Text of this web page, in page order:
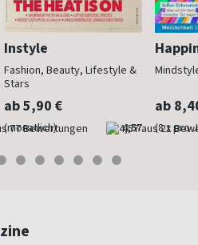
Instyle
Fashion, Beauty, Lifestyle &
Stars
ab 5,90 €
(monatlich) 4,57
ab
(8 x pro